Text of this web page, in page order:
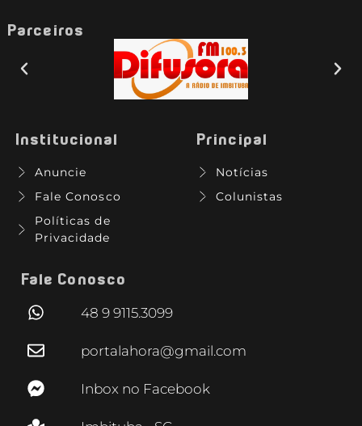
Parceiros
Institucional
Anuncie
Fale Conosco
Políticas de
Privacidade
Principal
Notícias
Colunistas
Fale Conosco
48 9 9115.3099
portalahora@gmail.com
Inbox no Facebook